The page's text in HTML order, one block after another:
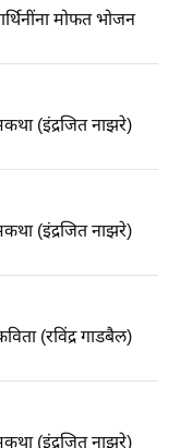
मोफत भोजन
(इंद्रजित नाझरे)
(इंद्रजित नाझरे)
(रविंद्र गाडबैल)
(इंद्रजित नाझरे)